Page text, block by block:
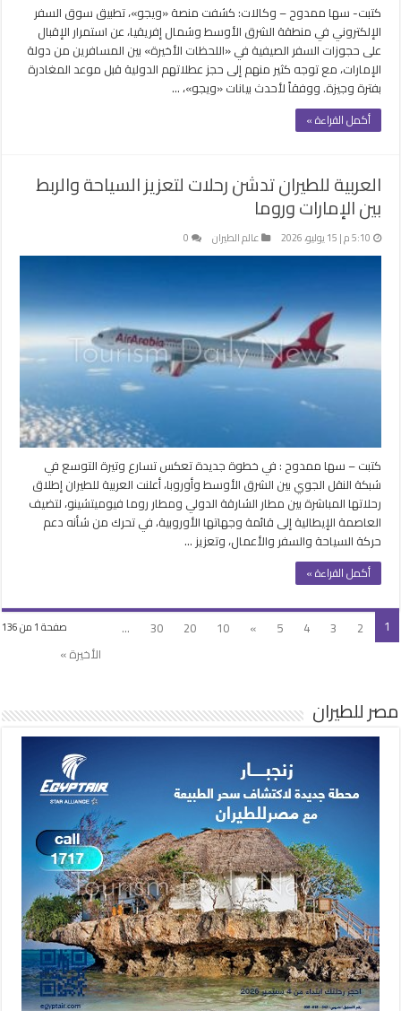
كتبت- سها ممدوح – وكالات: كشفت منصة «ويجو»، تطبيق سوق السفر
الإلكتروني في منطقة الشرق الأوسط وشمال إفريقيا، عن استمرار الإقبال
على حجوزات السفر الصيفية في «اللحظات الأخيرة» بين المسافرين من دولة
الإمارات، مع توجه كثير منهم إلى حجز عطلاتهم الدولية قبل موعد المغادرة
بفترة وجيزة. ووفقاً لأحدث بيانات «ويجو»، …
أكمل القراءة »
العربية للطيران تدشن رحلات لتعزيز السياحة والربط
بين الإمارات وروما
5:10 م | 15 يوليو، 2026 عالم الطيران 0
كتبت – سها ممدوح : في خطوة جديدة تعكس تسارع وتيرة التوسع في
شبكة النقل الجوي بين الشرق الأوسط وأوروبا، أعلنت العربية للطيران إطلاق
رحلاتها المباشرة بين مطار الشارقة الدولي ومطار روما فيوميتشينو، لتضيف
العاصمة الإيطالية إلى قائمة وجهاتها الأوروبية، في تحرك من شأنه دعم
حركة السياحة والسفر والأعمال، وتعزيز …
أكمل القراءة »
صفحة 1 من 136 1
2
3
4
5
»
10
20
30
...
الأخيرة »
مصر للطيران